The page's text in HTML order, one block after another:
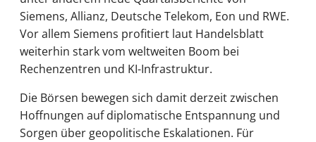
Siemens, Allianz, Deutsche Telekom, Eon und RWE.
Vor allem Siemens profitiert laut Handelsblatt
weiterhin stark vom weltweiten Boom bei
Rechenzentren und KI-Infrastruktur.
Die Börsen bewegen sich damit derzeit zwischen
Hoffnungen auf diplomatische Entspannung und
Sorgen über geopolitische Eskalationen. Für